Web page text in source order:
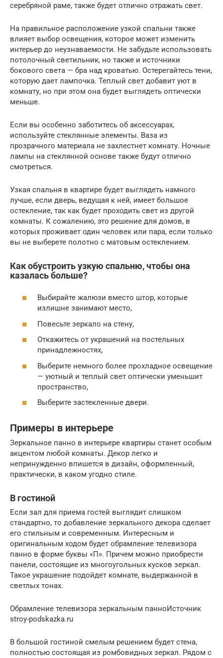
серебряной раме, также будет отлично отражать свет.
На правильное расположение узкой спальни также
влияет выбор освещения, которое может изменить
интерьер до неузнаваемости. Не забудьте использовать
потолочный светильник, но также и источники
бокового света — бра над кроватью. Остерегайтесь тени,
которую дает лампочка. Теплый свет добавит уют в
комнату, но при этом она будет выглядеть оптически
меньше.
Если вы особенно заботитесь об аксессуарах,
используйте стеклянные элементы. Ваза из
прозрачного материала не захлестнет комнату. Ночные
лампы на стеклянной основе также будут отлично
смотреться.
Узкая спальня в квартире будет выглядеть намного
лучше, если дверь, ведущая к ней, имеет большое
остекление, так как будет проходить свет из другой
комнаты. К сожалению, это решение для домов, в
которых проживает один человек или пара, если только
вы не выберете полотно с матовым остеклением.
Как обустроить узкую спальню, чтобы она
казалась больше?
Выбирайте жалюзи вместо штор, которые
излишне занимают место,
Повесьте зеркало на стену,
Откажитесь от украшений на постельных
принадлежностях,
Выберите немного более прохладное освещение
— уютный и теплый свет оптически уменьшит
пространство,
Выберите застекленные двери.
Примеры в интерьере
Зеркальное панно в интерьере квартиры станет особым
акцентом любой комнаты. Декор легко и
непринужденно впишется в дизайн, оформленный,
практически, в каком угодно стиле.
В гостиной
Если зал для приема гостей выглядит слишком
стандартно, то добавление зеркального декора сделает
его стильным и современным. Интересным и
оригинальным ходом будет обрамление телевизора
панно в форме буквы «П». Причем можно приобрести
панели, состоящие из многоугольных кусков зеркал.
Такое украшение подойдет комнате, выдержанной в
светлых тонах.
Обрамление телевизора зеркальным панноИсточник
stroy-podskazka.ru
В большой гостиной смелым решением будет стена,
полностью состоящая из ромбовидных зеркал. Рядом с